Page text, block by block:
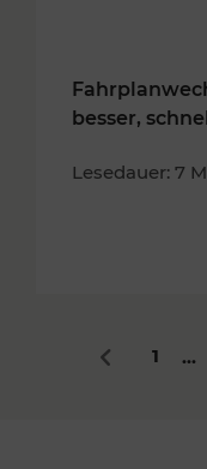
besser,
Lesedauer: 7
Zurück
1 ...